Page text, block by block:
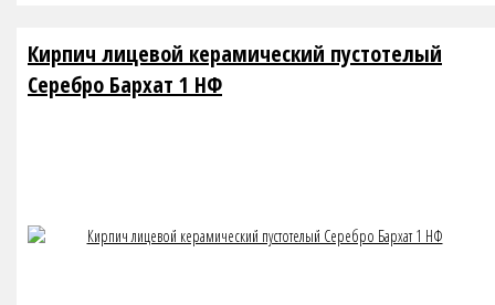
Кирпич лицевой керамический пустотелый
Серебро Бархат 1 НФ